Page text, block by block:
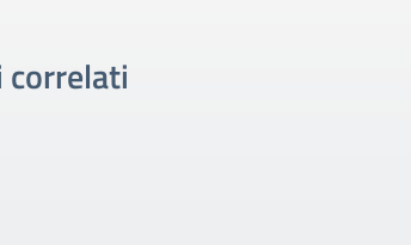
correlati